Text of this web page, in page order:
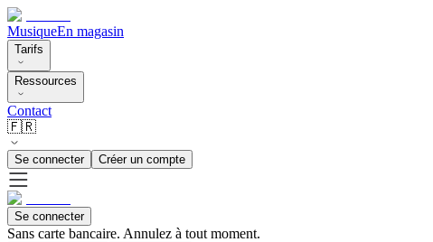
MusiqueEn magasin
Tarifs
Ressources
Contact
🇫🇷
Se connecter Créer un compte
Se connecter
Sans carte bancaire. Annulez à tout moment.